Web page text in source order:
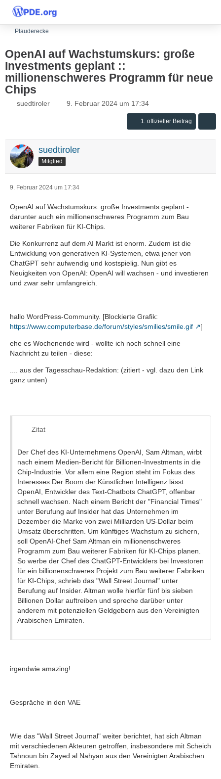
Plauderecke
OpenAI auf Wachstumskurs: große
Investments geplant ::
millionenschweres Programm für neue
Chips
suedtiroler 9. Februar 2024 um 17:34
1. offizieller Beitrag
suedtiroler
Mitglied
9. Februar 2024 um 17:34
OpenAI auf Wachstumskurs: große Investments geplant -
darunter auch ein millionenschweres Programm zum Bau
weiterer Fabriken für KI-Chips.
Die Konkurrenz auf dem AI Markt ist enorm. Zudem ist die
Entwicklung von generativen KI-Systemen, etwa jener von
ChatGPT sehr aufwendig und kostspielig. Nun gibt es
Neuigkeiten von OpenAI: OpenAI will wachsen - und investieren
und zwar sehr umfangreich.
hallo WordPress-Community. [Blockierte Grafik:
https://www.computerbase.de/forum/styles/smilies/smile.gif
]
ehe es Wochenende wird - wollte ich noch schnell eine
Nachricht zu teilen - diese:
.... aus der Tagesschau-Redaktion: (zitiert - vgl. dazu den Link
ganz unten)
Zitat
Der Chef des KI-Unternehmens OpenAI, Sam Altman, wirbt
nach einem Medien-Bericht für Billionen-Investments in die
Chip-Industrie. Vor allem eine Region steht im Fokus des
Interesses.Der Boom der Künstlichen Intelligenz lässt
OpenAI, Entwickler des Text-Chatbots ChatGPT, offenbar
schnell wachsen. Nach einem Bericht der "Financial Times"
unter Berufung auf Insider hat das Unternehmen im
Dezember die Marke von zwei Milliarden US-Dollar beim
Umsatz überschritten. Um künftiges Wachstum zu sichern,
soll OpenAI-Chef Sam Altman ein millionenschweres
Programm zum Bau weiterer Fabriken für KI-Chips planen.
So werbe der Chef des ChatGPT-Entwicklers bei Investoren
für ein billionenschweres Projekt zum Bau weiterer Fabriken
für KI-Chips, schrieb das "Wall Street Journal" unter
Berufung auf Insider. Altman wolle hierfür fünf bis sieben
Billionen Dollar auftreiben und spreche darüber unter
anderem mit potenziellen Geldgebern aus den Vereinigten
Arabischen Emiraten.
irgendwie amazing!
Gespräche in den VAE
Wie das "Wall Street Journal" weiter berichtet, hat sich Altman
mit verschiedenen Akteuren getroffen, insbesondere mit Scheich
Tahnoun bin Zayed al Nahyan aus den Vereinigten Arabischen
Emiraten.